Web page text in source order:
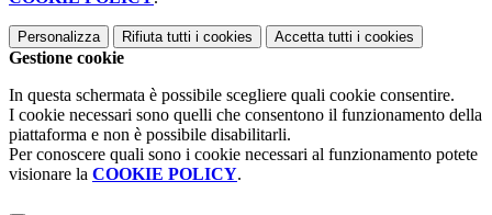
Personalizza Rifiuta tutti i cookies Accetta tutti i cookies
Gestione cookie
In questa schermata è possibile scegliere quali cookie consentire.
I cookie necessari sono quelli che consentono il funzionamento della
piattaforma e non è possibile disabilitarli.
Per conoscere quali sono i cookie necessari al funzionamento potete
visionare la COOKIE POLICY.